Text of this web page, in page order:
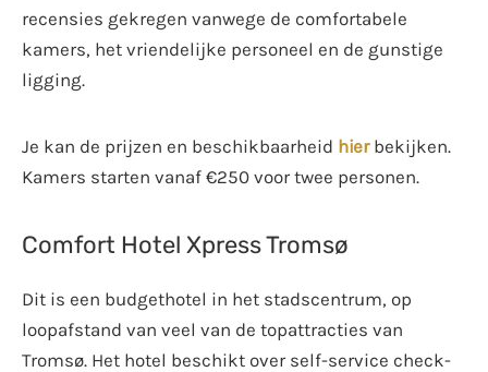
recensies gekregen vanwege de comfortabele
kamers, het vriendelijke personeel en de gunstige
ligging.
Je kan de prijzen en beschikbaarheid hierbekijken.
Kamers starten vanaf €250 voor twee personen.
Comfort Hotel Xpress Tromsø
Dit is een budgethotel in het stadscentrum, op
loopafstand van veel van de topattracties van
Tromsø. Het hotel beschikt over self-service check-